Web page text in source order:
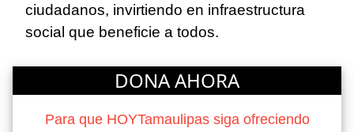
ciudadanos, invirtiendo en infraestructura
social que beneficie a todos.
DONA AHORA
Para que HOYTamaulipas siga ofreciendo